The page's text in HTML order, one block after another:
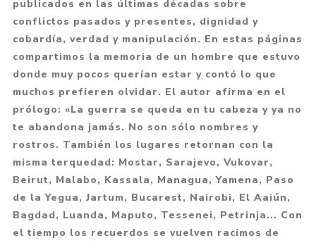
publicados en las últimas décadas sobre
conflictos pasados y presentes, dignidad y
cobardía, verdad y manipulación. En estas páginas
compartimos la memoria de un hombre que estuvo
donde muy pocos querían estar y contó lo que
muchos prefieren olvidar. El autor afirma en el
prólogo: «La guerra se queda en tu cabeza y ya no
te abandona jamás. No son sólo nombres y
rostros. También los lugares retornan con la
misma terquedad: Mostar, Sarajevo, Vukovar,
Beirut, Malabo, Kassala, Managua, Yamena, Paso
de la Yegua, Jartum, Bucarest, Nairobi, El Aaiún,
Bagdad, Luanda, Maputo, Tessenei, Petrinja... Con
el tiempo los recuerdos se vuelven racimos de